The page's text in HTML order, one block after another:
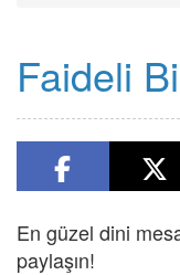
Faideli
En güzel dini
paylaşın!